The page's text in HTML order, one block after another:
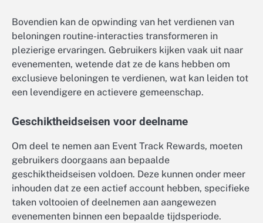
Bovendien kan de opwinding van het verdienen van
beloningen routine-interacties transformeren in
plezierige ervaringen. Gebruikers kijken vaak uit naar
evenementen, wetende dat ze de kans hebben om
exclusieve beloningen te verdienen, wat kan leiden tot
een levendigere en actievere gemeenschap.
Geschiktheidseisen voor deelname
Om deel te nemen aan Event Track Rewards, moeten
gebruikers doorgaans aan bepaalde
geschiktheidseisen voldoen. Deze kunnen onder meer
inhouden dat ze een actief account hebben, specifieke
taken voltooien of deelnemen aan aangewezen
evenementen binnen een bepaalde tijdsperiode.